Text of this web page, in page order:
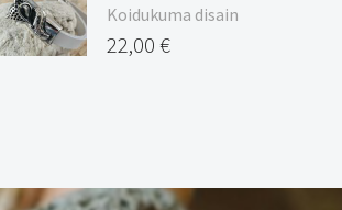
Koidukuma disain
22,00 €